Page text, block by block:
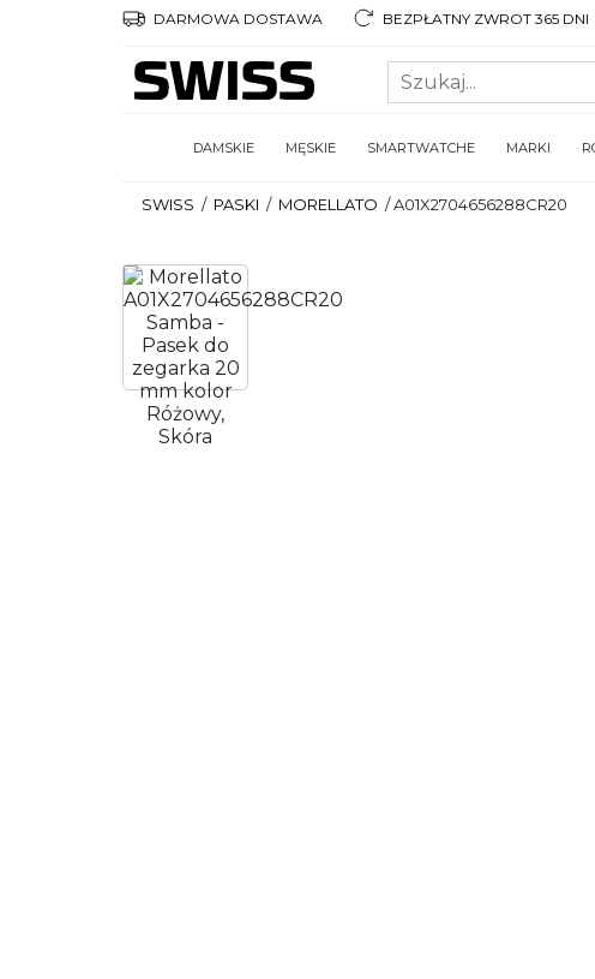
DARMOWA DOSTAWA BEZPŁATNY ZWROT 365 DNI
DAMSKIE MĘSKIE SMARTWATCHE MARKI
SWISS / PASKI / MORELLATO /A01X2704656288CR20